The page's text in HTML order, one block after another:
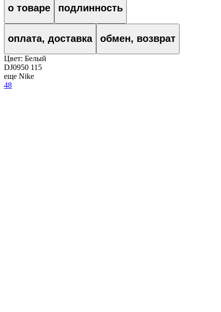
о товаре подлинность
оплата, доставка обмен, возврат
Цвет: Белый
DJ0950 115
еще Nike
48